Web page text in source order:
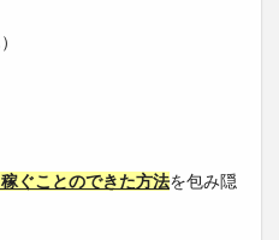
ぐことのできた方法を包み隠